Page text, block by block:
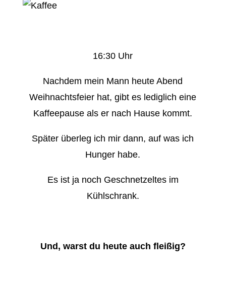
16:30 Uhr
Nachdem mein Mann heute Abend
Weihnachtsfeier hat, gibt es lediglich eine
Kaffeepause als er nach Hause kommt.
Später überleg ich mir dann, auf was ich
Hunger habe.
Es ist ja noch Geschnetzeltes im
Kühlschrank.
Und, warst du heute auch fleißig?